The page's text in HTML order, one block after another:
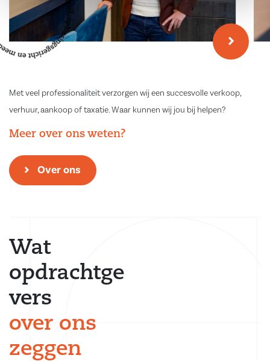
Bent u op zoek naar een moderne, instapklare woning met verrassend
veel leefruimte op een fijne locatie in Nunspeet? Dan is Beltmolen 87
absoluut een bezichtiging waard. Wij laten u deze prachtige woning
graag persoonlijk zien!
Met veel professionaliteit verzorgen wij een succesvolle verkoop,
verhuur, aankoop of taxatie. Waar kunnen wij jou bij helpen?
Meer over ons weten?
Over ons
Wat
opdrachtge
vers
over ons
zeggen